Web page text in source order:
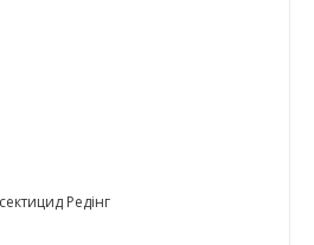
Редінг